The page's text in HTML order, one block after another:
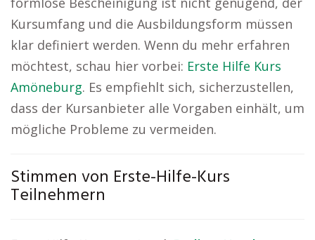
Kursumfang und die Ausbildungsform müssen
klar definiert werden. Wenn du mehr erfahren
möchtest, schau hier vorbei: Erste Hilfe Kurs
Amöneburg. Es empfiehlt sich, sicherzustellen,
dass der Kursanbieter alle Vorgaben einhält, um
mögliche Probleme zu vermeiden.
Stimmen von Erste-Hilfe-Kurs
Teilnehmern